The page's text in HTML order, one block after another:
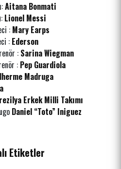
Aitana Bonmati
Lionel Messi
: Mary Earps
: Ederson
: Sarina Wiegman
: Pep Guardiola
Madruga
Erkek Milli Takımı
Daniel “Toto” Iniguez
Etiketler